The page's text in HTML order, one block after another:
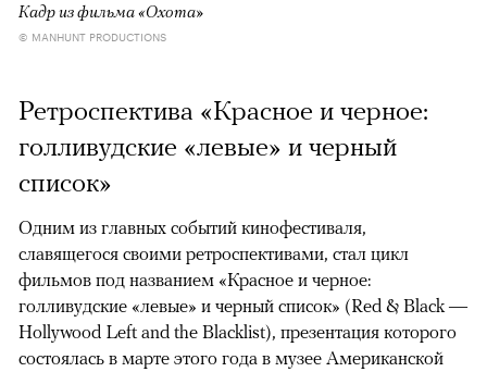
Кадр из фильма «Охота»
© MANHUNT PRODUCTIONS
Ретроспектива «Красное и черное:
голливудские «левые» и черный
список»
Одним из главных событий кинофестиваля,
славящегося своими ретроспективами, стал цикл
фильмов под названием «Красное и черное:
голливудские «левые» и черный список» (Red & Black —
Hollywood Left and the Blacklist), презентация которого
состоялась в марте этого года в музее Американской